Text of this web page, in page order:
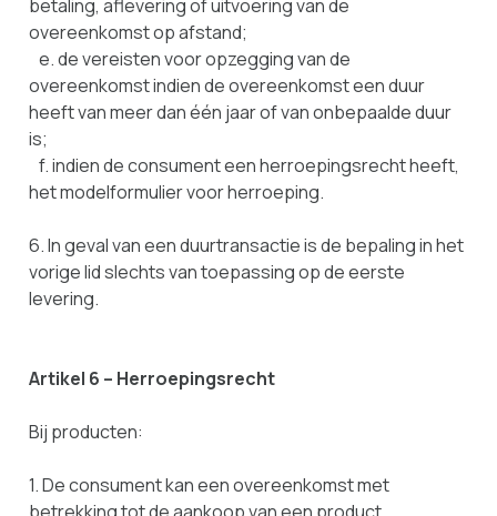
betaling, aflevering of uitvoering van de
overeenkomst op afstand;
e. de vereisten voor opzegging van de
overeenkomst indien de overeenkomst een duur
heeft van meer dan één jaar of van onbepaalde duur
is;
f. indien de consument een herroepingsrecht heeft,
het modelformulier voor herroeping.
6. In geval van een duurtransactie is de bepaling in het
vorige lid slechts van toepassing op de eerste
levering.
Artikel 6 – Herroepingsrecht
Bij producten:
1. De consument kan een overeenkomst met